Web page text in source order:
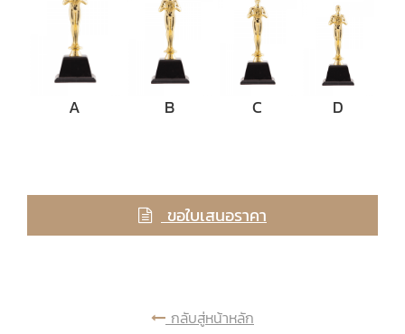
A B C D
ขอใบเสนอราคา
กลับสู่หน้าหลัก